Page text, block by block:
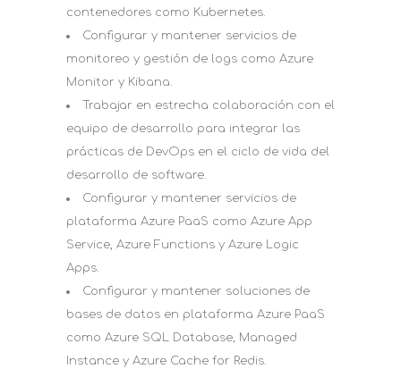
contenedores como Kubernetes.
Configurar y mantener servicios de
monitoreo y gestión de logs como Azure
Monitor y Kibana.
Trabajar en estrecha colaboración con el
equipo de desarrollo para integrar las
prácticas de DevOps en el ciclo de vida del
desarrollo de software.
Configurar y mantener servicios de
plataforma Azure PaaS como Azure App
Service, Azure Functions y Azure Logic
Apps.
Configurar y mantener soluciones de
bases de datos en plataforma Azure PaaS
como Azure SQL Database, Managed
Instance y Azure Cache for Redis.